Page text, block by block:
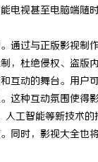
电视甚至电脑端
通过与正版影视
，杜绝侵权、盗版
互动的舞台。用
这种互动氛围使得
工智能等新技术
同时，影视大全